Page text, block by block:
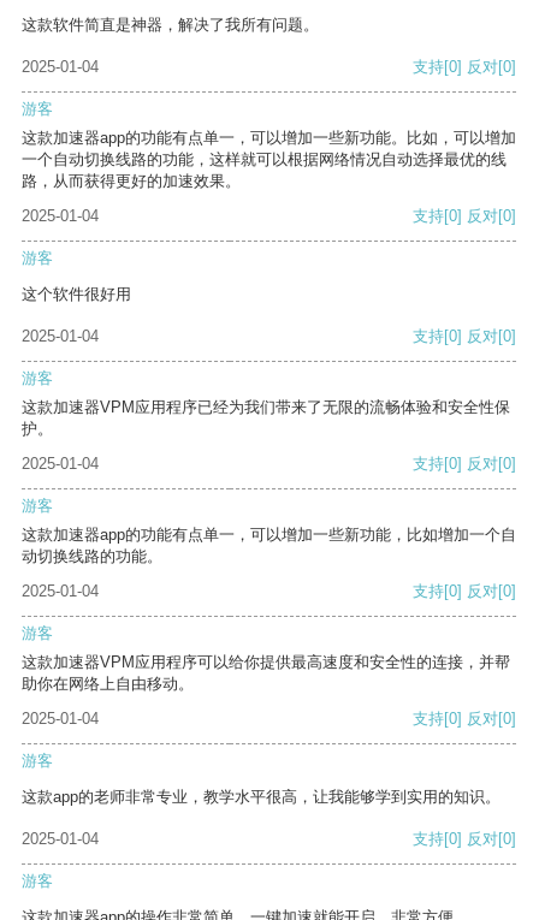
这款软件简直是神器，解决了我所有问题。
2025-01-04 支持[0] 反对[0]
游客
这款加速器app的功能有点单一，可以增加一些新功能。比如，可以增加
一个自动切换线路的功能，这样就可以根据网络情况自动选择最优的线
路，从而获得更好的加速效果。
2025-01-04
支持[0] 反对[0]
游客
这个软件很好用
2025-01-04 支持[0] 反对[0]
游客
这款加速器VPM应用程序已经为我们带来了无限的流畅体验和安全性保
护。
2025-01-04
支持[0] 反对[0]
游客
这款加速器app的功能有点单一，可以增加一些新功能，比如增加一个自
动切换线路的功能。
2025-01-04
支持[0] 反对[0]
游客
这款加速器VPM应用程序可以给你提供最高速度和安全性的连接，并帮
助你在网络上自由移动。
2025-01-04
支持[0] 反对[0]
游客
这款app的老师非常专业，教学水平很高，让我能够学到实用的知识。
2025-01-04 支持[0] 反对[0]
游客